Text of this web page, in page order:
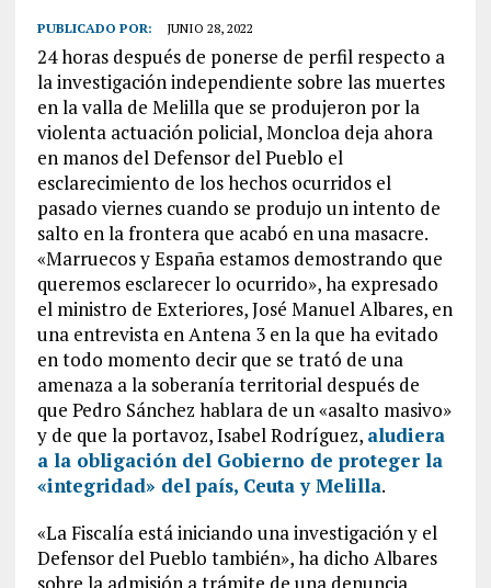
PUBLICADO POR: JUNIO 28, 2022
24 horas después de ponerse de perfil respecto a
la investigación independiente sobre las muertes
en la valla de Melilla que se produjeron por la
violenta actuación policial, Moncloa deja ahora
en manos del Defensor del Pueblo el
esclarecimiento de los hechos ocurridos el
pasado viernes cuando se produjo un intento de
salto en la frontera que acabó en una masacre.
«Marruecos y España estamos demostrando que
queremos esclarecer lo ocurrido», ha expresado
el ministro de Exteriores, José Manuel Albares, en
una entrevista en Antena 3 en la que ha evitado
en todo momento decir que se trató de una
amenaza a la soberanía territorial después de
que Pedro Sánchez hablara de un «asalto masivo»
y de que la portavoz, Isabel Rodríguez, aludiera
a la obligación del Gobierno de proteger la
«integridad» del país, Ceuta y Melilla.
«La Fiscalía está iniciando una investigación y el
Defensor del Pueblo también», ha dicho Albares